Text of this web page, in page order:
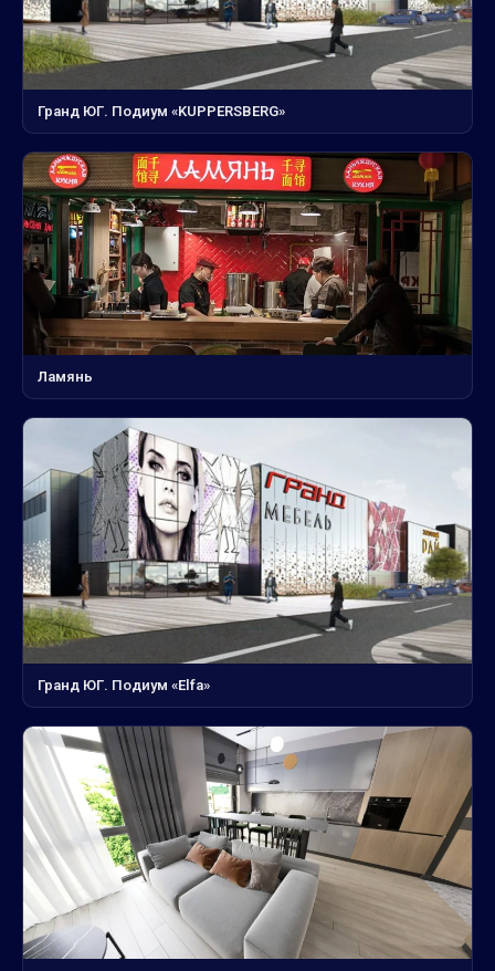
Гранд ЮГ. Подиум «KUPPERSBERG»
Ламянь
Гранд ЮГ. Подиум «Elfa»